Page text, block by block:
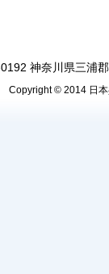
神奈川県三浦
Copyright © 2014 日